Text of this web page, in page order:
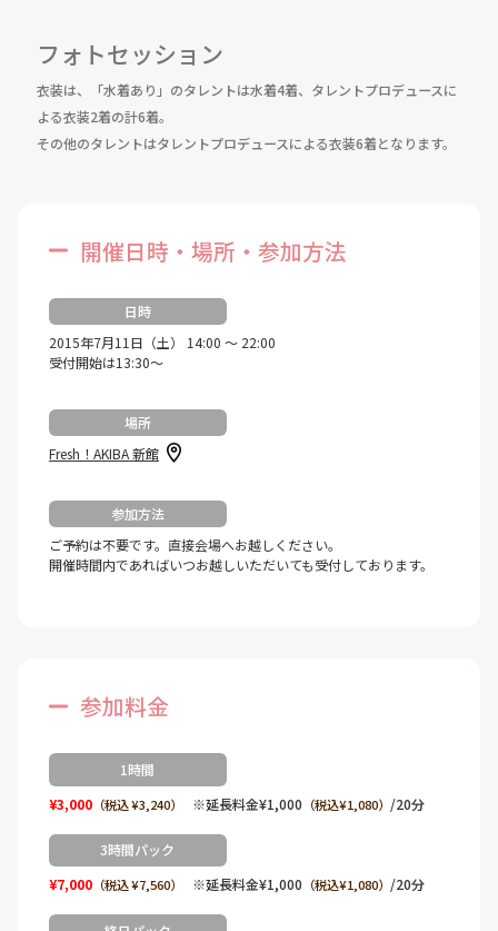
フォトセッション
衣装は、「水着あり」のタレントは水着4着、タレントプロデュースに
よる衣装2着の計6着。
その他のタレントはタレントプロデュースによる衣装6着となります。
開催日時・場所・参加方法
日時
2015年7月11日（土） 14:00 ～ 22:00
受付開始は13:30～
場所
Fresh！AKIBA 新館
参加方法
ご予約は不要です。直接会場へお越しください。
開催時間内であればいつお越しいただいても受付しております。
参加料金
1時間
¥3,000（税込 ¥3,240） ※延長料金¥1,000 （税込¥1,080） /20分
3時間パック
¥7,000（税込 ¥7,560） ※延長料金¥1,000 （税込¥1,080） /20分